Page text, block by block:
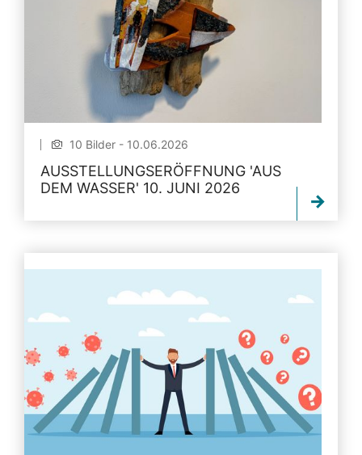
10 Bilder - 10.06.2026
AUSSTELLUNGSERÖFFNUNG 'AUS
DEM WASSER' 10. JUNI 2026